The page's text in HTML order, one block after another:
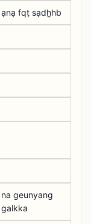
ạnạ fqṭ sạdẖhb
na geunyang
galkka